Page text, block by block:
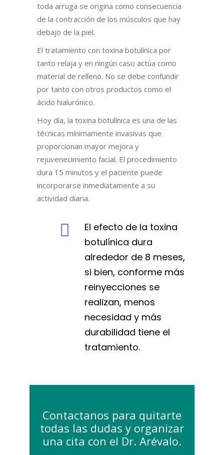
toda arruga se origina como consecuencia
de la contracción de los músculos que hay
debajo de la piel.
El tratamiento con toxina botulínica por
tanto relaja y en ningún caso actúa como
material de relleno. No se debe confundir
por tanto con otros productos como el
ácido hialurónico.
Hoy día, la toxina botulínica es una de las
técnicas mínimamente invasivas que
proporcionan mayor mejora y
rejuvenecimiento facial. El procedimiento
dura 15 minutos y el paciente puede
incorporarse inmediatamente a su
actividad diaria.
El efecto de la toxina
botulínica dura
alrededor de 8 meses,
si bien, conforme más
reinyecciones se
realizan, menos
necesidad y más
durabilidad tiene el
tratamiento.
Contactanos para quitarte
todas las dudas y organizar
una cita con el Dr. Arévalo.